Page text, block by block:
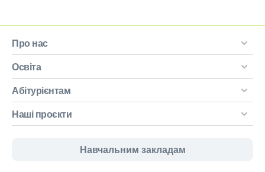
Про нас
Освіта
Абітурієнтам
Наші проєкти
Навчальним закладам